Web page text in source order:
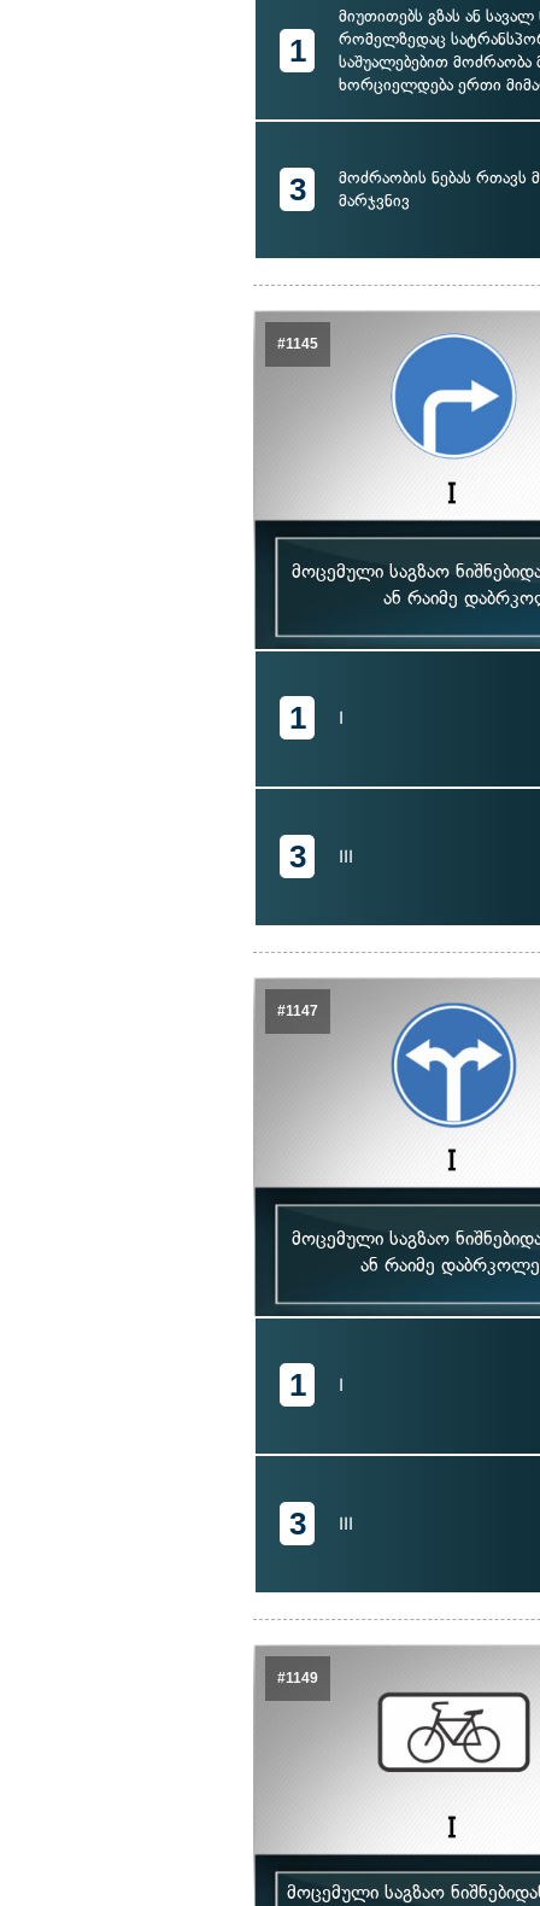
1
მიუთითებს გზას ან
რომელზედაც
საშუალებებით მოძრაობა
ხორციელდება ერთი
3
მოძრაობის ნებას
მარჯვნივ
#1145
მოცემული საგზაო
ან რაიმე
1 I
3 III
#1147
მოცემული საგზაო
ან რაიმე
1 I
3 III
#1149
მოცემული საგზაო